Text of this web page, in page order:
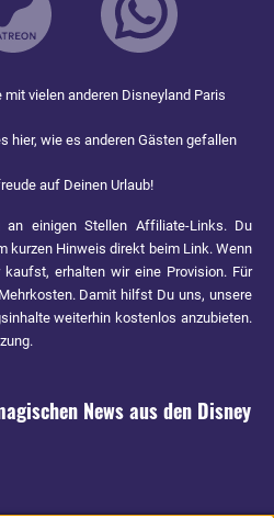
mit vielen anderen Disneyland Paris
hier, wie es anderen Gästen gefallen
auf Deinen Urlaub!
einigen Stellen Affiliate-Links. Du
kurzen Hinweis direkt beim Link. Wenn
erhalten wir eine Provision. Für
Damit hilfst Du uns, unsere
weiterhin kostenlos anzubieten.
News aus den Disney